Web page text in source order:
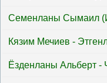
Семенланы Сымаил
Кязим Мечиев -
Ёзденланы Альберт -